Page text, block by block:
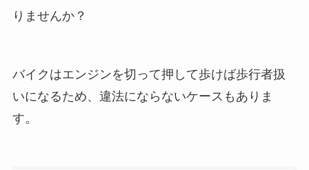
りませんか？
バイクはエンジンを切って押して歩けば歩行者扱
いになるため、違法にならないケースもありま
す。